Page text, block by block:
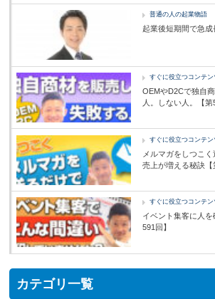
普通の人の起業物語
起業後短期間で急成
すぐに役立つコンテン
OEMやD2Cで独自
人。しない人。【第
すぐに役立つコンテン
メルマガをしつこ
売上が増える秘訣【
すぐに役立つコンテン
イベント集客に人
591回】
カテゴリ一覧